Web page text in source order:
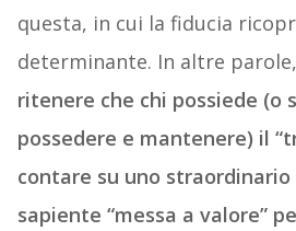
questa, in cui la fiducia
determinante. In altre parole,
ritenere che chi possiede (o
possedere e mantenere) il
contare su uno straordinario
sapiente “messa a valore”